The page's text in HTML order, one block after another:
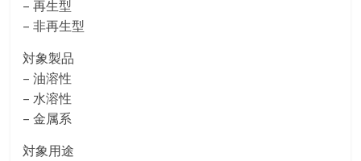
– 再生型
– 非再生型
対象製品
– 油溶性
– 水溶性
– 金属系
対象用途